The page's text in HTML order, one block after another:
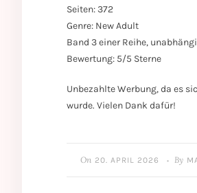
Seiten: 372
Genre: New Adult
Band 3 einer Reihe,
Bewertung: 5/5 Sterne
Unbezahlte Werbung, da es
wurde. Vielen Dank dafür!
On 20. APRIL 2026 • By